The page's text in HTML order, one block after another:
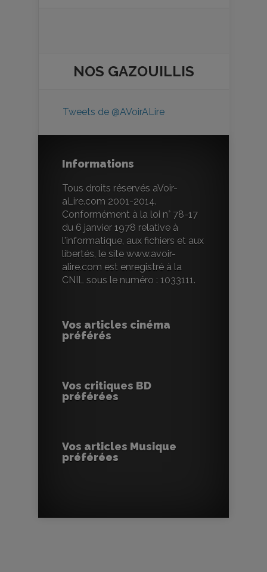
NOS GAZOUILLIS
Tweets de @AVoirALire
Informations
Tous droits réservés aVoir-
aLire.com 2001-2014.
Conformément à la loi n° 78-17
du 6 janvier 1978 relative à
l'informatique, aux fichiers et aux
libertés, le site www.avoir-
alire.com est enregistré à la
CNIL sous le numéro : 1033111.
Vos articles cinéma
préférés
Vos critiques BD
préférées
Vos articles Musique
préférées